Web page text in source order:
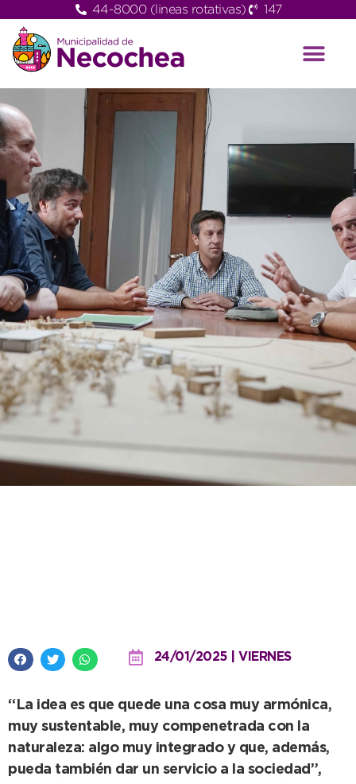
44-8000 (lineas rotativas) 147
24/01/2025 | VIERNES
“La idea es que quede una cosa muy armónica,
muy sustentable, muy compenetrada con la
naturaleza: algo muy integrado y que, además,
pueda también dar un servicio a la sociedad”,